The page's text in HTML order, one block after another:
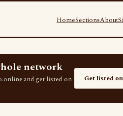
HomeSectionsAbout
network
and get listed on
Get listed